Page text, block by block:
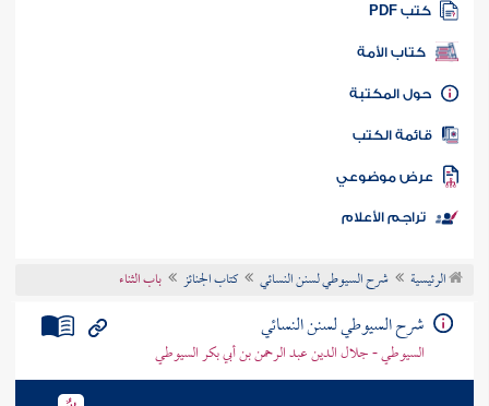
كتب PDF
كتاب الأمة
المكتبة
الكتب
موضوعي
تراجم الأعلام
الرئيسية شرح السيوطي لسنن النسائي كتاب الجنائز باب الثناء
شرح السيوطي لسنن النسائي
السيوطي - جلال الدين عبد الرحمن بن أبي بكر السيوطي